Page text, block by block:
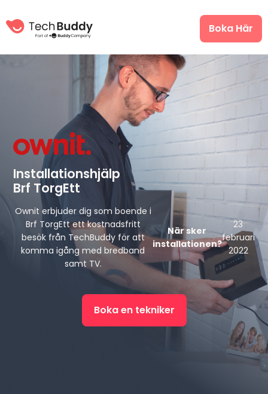
Boka Här
Installationshjälp
Brf TorgEtt
Ownit erbjuder dig som boende i
Brf TorgEtt ett kostnadsfritt
besök från TechBuddy för att
komma igång med bredband
samt TV.
När sker
installationen?
23
februari
2022
Boka en tekniker